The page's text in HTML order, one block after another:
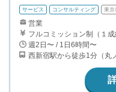
サービス コンサルティング 東京
営業
週2日〜 / 1日6時間〜
西新宿駅から徒歩1分（丸